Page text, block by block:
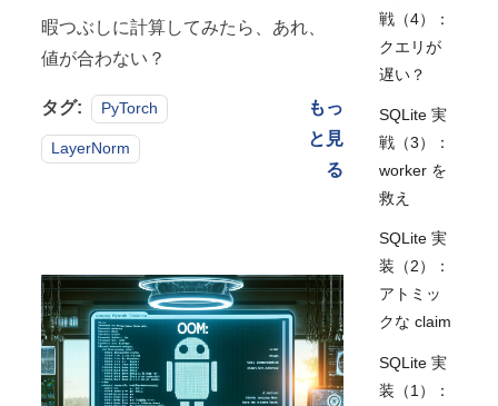
暇つぶしに計算してみたら、あれ、
値が合わない？
タグ: PyTorch
LayerNorm
もっ
と見
る
戦（4）：
クエリが
遅い？
SQLite 実
戦（3）：
worker を
救え
SQLite 実
装（2）：
アトミッ
クな claim
SQLite 実
装（1）：